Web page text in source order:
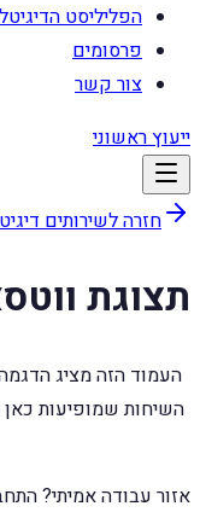
הפליליסט
פרסומים
צור קשר
ייעוץ ראשוני
חזרה לשירותים
תצוגת
השיחות שמופיעות כאן
אזור עבודה אמיתי?